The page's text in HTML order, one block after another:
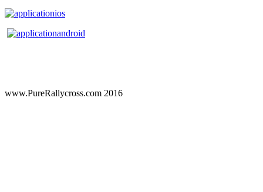
www.PureRallycross.com 2016